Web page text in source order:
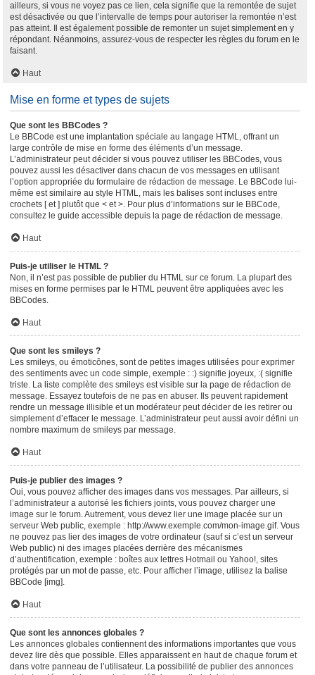
ailleurs, si vous ne voyez pas ce lien, cela signifie que la remontée de sujet
est désactivée ou que l’intervalle de temps pour autoriser la remontée n’est
pas atteint. Il est également possible de remonter un sujet simplement en y
répondant. Néanmoins, assurez-vous de respecter les règles du forum en le
faisant.
Haut
Mise en forme et types de sujets
Que sont les BBCodes ?
Le BBCode est une implantation spéciale au langage HTML, offrant un
large contrôle de mise en forme des éléments d’un message.
L’administrateur peut décider si vous pouvez utiliser les BBCodes, vous
pouvez aussi les désactiver dans chacun de vos messages en utilisant
l’option appropriée du formulaire de rédaction de message. Le BBCode lui-
même est similaire au style HTML, mais les balises sont incluses entre
crochets [ et ] plutôt que < et >. Pour plus d’informations sur le BBCode,
consultez le guide accessible depuis la page de rédaction de message.
Haut
Puis-je utiliser le HTML ?
Non, il n’est pas possible de publier du HTML sur ce forum. La plupart des
mises en forme permises par le HTML peuvent être appliquées avec les
BBCodes.
Haut
Que sont les smileys ?
Les smileys, ou émoticônes, sont de petites images utilisées pour exprimer
des sentiments avec un code simple, exemple : :) signifie joyeux, :( signifie
triste. La liste complète des smileys est visible sur la page de rédaction de
message. Essayez toutefois de ne pas en abuser. Ils peuvent rapidement
rendre un message illisible et un modérateur peut décider de les retirer ou
simplement d’effacer le message. L’administrateur peut aussi avoir défini un
nombre maximum de smileys par message.
Haut
Puis-je publier des images ?
Oui, vous pouvez afficher des images dans vos messages. Par ailleurs, si
l’administrateur a autorisé les fichiers joints, vous pouvez charger une
image sur le forum. Autrement, vous devez lier une image placée sur un
serveur Web public, exemple : http://www.exemple.com/mon-image.gif. Vous
ne pouvez pas lier des images de votre ordinateur (sauf si c’est un serveur
Web public) ni des images placées derrière des mécanismes
d’authentification, exemple : boîtes aux lettres Hotmail ou Yahoo!, sites
protégés par un mot de passe, etc. Pour afficher l’image, utilisez la balise
BBCode [img].
Haut
Que sont les annonces globales ?
Les annonces globales contiennent des informations importantes que vous
devez lire dès que possible. Elles apparaissent en haut de chaque forum et
dans votre panneau de l’utilisateur. La possibilité de publier des annonces